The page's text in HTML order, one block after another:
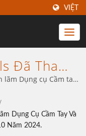
VIỆT
Đã Tham
Cầm Tay
16 Tháng
Tác Đáng
Dụng Cụ
lãm Dụng cụ Cầm tay
2024. | Mảnh carbide
chính xác, Độ bền &
Dụng Cụ Cầm Tay Và
Năm 2024.